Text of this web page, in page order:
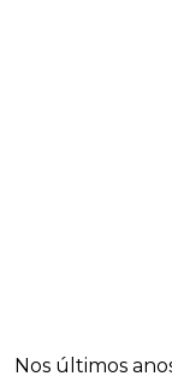
Nos últimos